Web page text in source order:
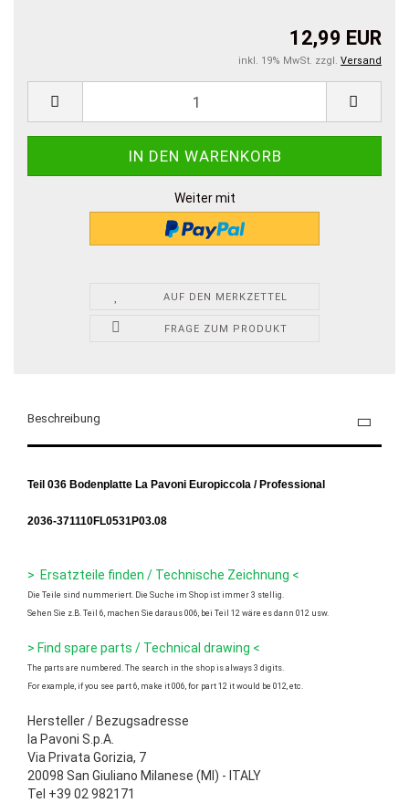
12,99 EUR
inkl. 19% MwSt. zzgl. Versand
Weiter mit
AUF DEN MERKZETTEL
FRAGE ZUM PRODUKT
Beschreibung
Teil 036 Bodenplatte La Pavoni Europiccola / Professional
2036-371110FL0531P03.08
> Ersatzteile finden / Technische Zeichnung <
Die Teile sind nummeriert. Die Suche im Shop ist immer 3 stellig.
Sehen Sie z.B. Teil 6, machen Sie daraus 006, bei Teil 12 wäre es dann 012 usw.
> Find spare parts / Technical drawing <
The parts are numbered. The search in the shop is always 3 digits.
For example, if you see part 6, make it 006, for part 12 it would be 012, etc.
Hersteller / Bezugsadresse
la Pavoni S.p.A.
Via Privata Gorizia, 7
20098 San Giuliano Milanese (MI) - ITALY
Tel +39 02 982171